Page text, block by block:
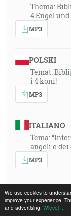
We use cookies to
improve your experience.
and advertising. Więcej ...
Thema:
4 Engel und
MP3
POLSKI
Temat:
i 4 koni!
MP3
ITALIANO
Tema:
angeli e dei
MP3
1991-03-03